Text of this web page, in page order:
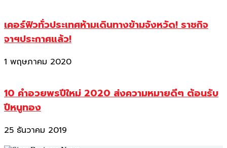
เคอร์ฟิวทั่วประเทศห้ามเดินทางข้ามจังหวัด! ราชกิจ
จาฯประกาศแล้ว!
1 พฤษภาคม 2020
10 คำอวยพรปีใหม่ 2020 ส่งความหมายดีๆ ต้อนรับ
ปีหนูทอง
25 ธันวาคม 2019